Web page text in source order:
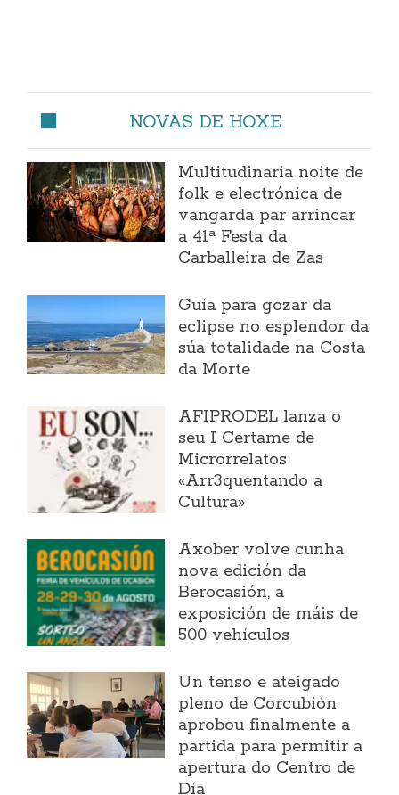
NOVAS DE HOXE
Multitudinaria noite de
folk e electrónica de
vangarda par arrincar
a 41ª Festa da
Carballeira de Zas
Guía para gozar da
eclipse no esplendor da
súa totalidade na Costa
da Morte
AFIPRODEL lanza o
seu I Certame de
Microrrelatos
«Arr3quentando a
Cultura»
Axober volve cunha
nova edición da
Berocasión, a
exposición de máis de
500 vehículos
Un tenso e ateigado
pleno de Corcubión
aprobou finalmente a
partida para permitir a
apertura do Centro de
Día